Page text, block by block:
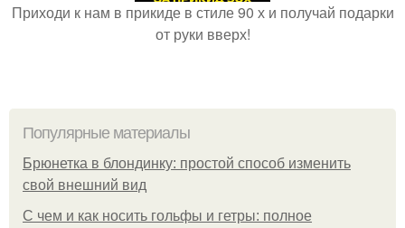
Приходи к нам в прикиде в стиле 90 х и получай подарки
от руки вверх!
Популярные материалы
Брюнетка в блондинку: простой способ изменить
свой внешний вид
С чем и как носить гольфы и гетры: полное